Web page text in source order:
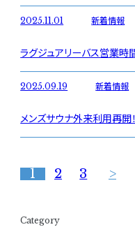
Category
2025.11.01 新着情報
ラグジュアリーバス営業時
2025.09.19 新着情報
メンズサウナ外来利用再開！
1 2 3 >